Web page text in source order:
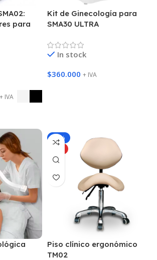
para
+ IVA
Kit de Ginecología para
SMA30 ULTRA
In stock
$360.000 + IVA
-10%
Piso clínico ergonómico
TM02